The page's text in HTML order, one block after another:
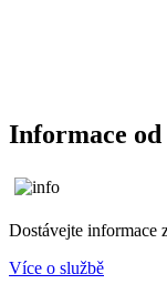
Informace od
Dostávejte informace
Více o službě